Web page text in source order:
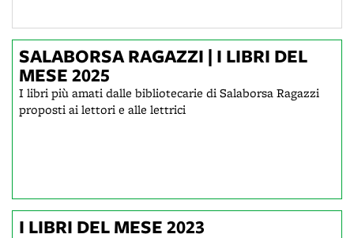
SALABORSA RAGAZZI | I LIBRI DEL
MESE 2025
I libri più amati dalle bibliotecarie di Salaborsa Ragazzi
proposti ai lettori e alle lettrici
I LIBRI DEL MESE 2023